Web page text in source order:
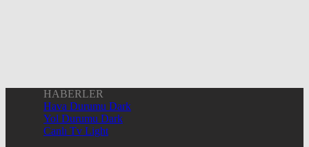
HABERLER
Hava Durumu Dark
Yol Durumu Dark
Canlı Tv Light